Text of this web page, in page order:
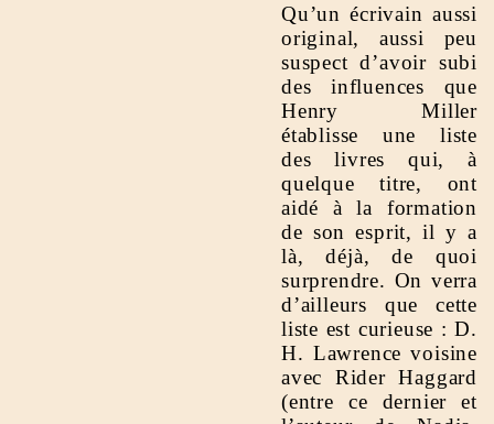
Qu’un écrivain aussi
original, aussi peu
suspect d’avoir subi
des influences que
Henry Miller
établisse une liste
des livres qui, à
quelque titre, ont
aidé à la formation
de son esprit, il y a
là, déjà, de quoi
surprendre. On verra
d’ailleurs que cette
liste est curieuse : D.
H. Lawrence voisine
avec Rider Haggard
(entre ce dernier et